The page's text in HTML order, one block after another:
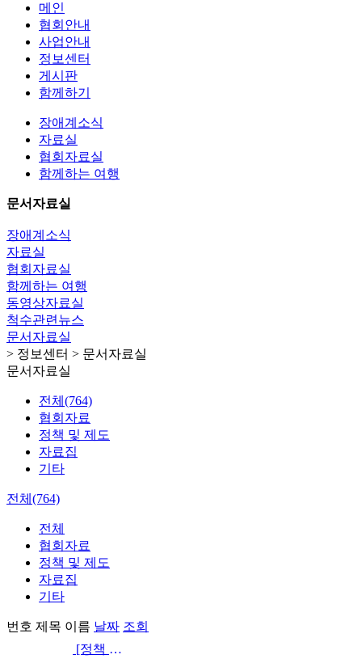
메인
협회안내
사업안내
정보센터
게시판
함께하기
장애계소식
자료실
협회자료실
함께하는 여행
문서자료실
장애계소식
자료실
협회자료실
함께하는 여행
동영상자료실
척수관련뉴스
문서자료실
> 정보센터 > 문서자료실
문서자료실
전체(764)
협회자료
정책 및 제도
자료집
기타
전체(764)
전체
협회자료
정책 및 제도
자료집
기타
번호 제목 이름 날짜 조회
[정책 및 제도] 장애인을 위한 세금 혜택